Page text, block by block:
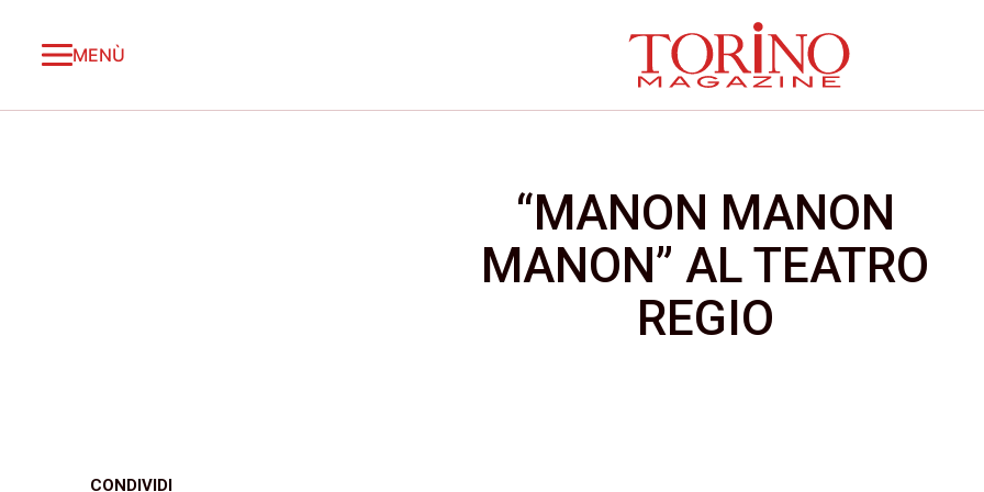
MENÙ
CONDIVIDI
“MANON MANON
MANON” AL TEATRO
REGIO